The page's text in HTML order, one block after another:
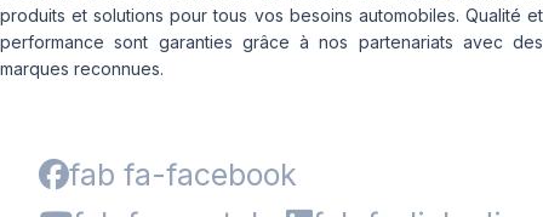
produits et solutions pour tous vos besoins automobiles. Qualité et
performance sont garanties grâce à nos partenariats avec des
marques reconnues.
fab fa-facebook